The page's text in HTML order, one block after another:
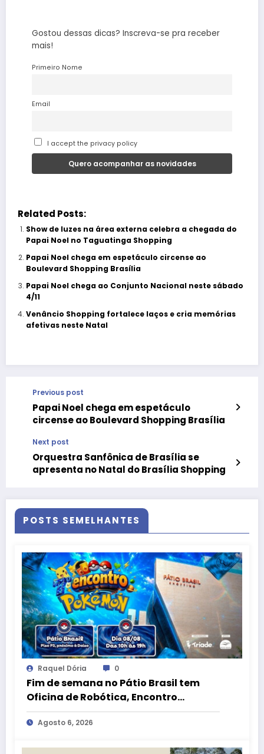
Gostou dessas dicas? Inscreva-se pra receber
mais!
Primeiro Nome
Email
I accept the privacy policy
Related Posts:
Show de luzes na área externa celebra a chegada do
Papai Noel no Taguatinga Shopping
Papai Noel chega em espetáculo circense ao
Boulevard Shopping Brasília
Papai Noel chega ao Conjunto Nacional neste sábado
4/11
Venâncio Shopping fortalece laços e cria memórias
afetivas neste Natal
Previous post
Papai Noel chega em espetáculo
circense ao Boulevard Shopping Brasília
Next post
Orquestra Sanfônica de Brasília se
apresenta no Natal do Brasília Shopping
POSTS SEMELHANTES
Raquel Dória 0
Fim de semana no Pátio Brasil tem
Oficina de Robótica, Encontro
Pokémon e atrações para o Dia dos
PaisAgosto 6, 2026